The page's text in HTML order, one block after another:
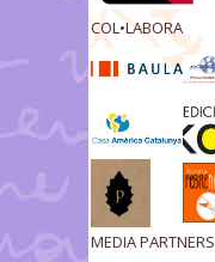
COL•LABORA
MEDIA PARTNERS